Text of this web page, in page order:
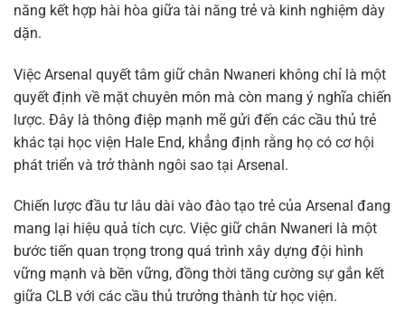
năng kết hợp hài hòa giữa tài năng trẻ và kinh nghiệm dày
dặn.
Việc Arsenal quyết tâm giữ chân Nwaneri không chỉ là một
quyết định về mặt chuyên môn mà còn mang ý nghĩa chiến
lược. Đây là thông điệp mạnh mẽ gửi đến các cầu thủ trẻ
khác tại học viện Hale End, khẳng định rằng họ có cơ hội
phát triển và trở thành ngôi sao tại Arsenal.
Chiến lược đầu tư lâu dài vào đào tạo trẻ của Arsenal đang
mang lại hiệu quả tích cực. Việc giữ chân Nwaneri là một
bước tiến quan trọng trong quá trình xây dựng đội hình
vững mạnh và bền vững, đồng thời tăng cường sự gắn kết
giữa CLB với các cầu thủ trưởng thành từ học viện.